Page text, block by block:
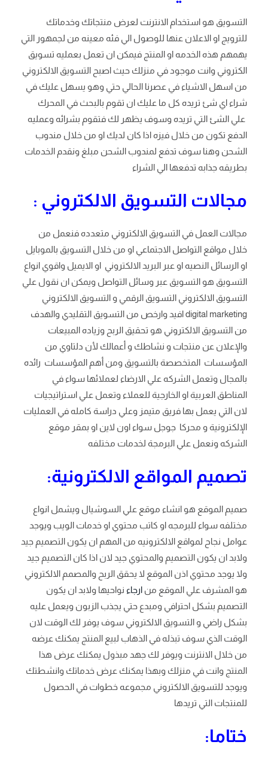
التسويق هو استخدام الانترنت لعرض منتجاتك وخدماتك
للترويج او الاعلان عنها للوصول الي فئه معينه من لجمهور التي
يهمهم هذه الخدمه او المنتج فيمكن ان تعمل بعمليه تسويق
الكتروني وانت موجود في منزلك حيث اصبح التسويق الالكتروني
من اسهل الاشياء في عصرنا الحالي حتي وهو يسهل عليك في
شراء اي شئ تريده كل ما عليك ان تقوم بالبحث في المحرك
علي الشئ التي تريده وسوف يظهر لك فتقوم بشرائه وعمليه
الدفع تكون من خلال فيزه اذا كان لديك او من خلال مندوب
الشحن وهنا سوف تدفع لمندوب الشحن مبلغ ونقدم الخدمات
بطريقه جذابه تدفعها الي الشراء
مجالات التسويق الالكتروني :
مجالات العمل في التسويق الالكتروني متعدده فنعمل من
خلال مواقع التواصل الاجتماعي او من خلال التسويق بالموبايل
او الرسائل النصيه او عبر البريد الالكتروني او الايميل واقوي انواع
التسويق هو التسويق عبر وسائل التواصل ويمكن ان نقول علي
التسويق الالكتروني التسويق الرقمي و التسويق الالكتروني
digital marketing افيد وارخص من التسويق التقليدي والهدف
من التسويق الالكتروني هو تحقيق الربح وزياده المبيعات
والإعلان عن منتجات و نشاطك و أعمالك لأن دلتاوي من
المؤسسات المتخصصة بالتسويق ومن أهم المؤسسات رائده
بالمجال وتعمل الشركه علي الارضاء لعملائها سواء في
المناطق العربية او الخارجية للعملاء وتعمل علي استراتيجيات
لان التي يعمل بها فريق متيمز وعلي دراسة كامله في العمليات
الإلكترونية و محركا جوجل سواء اون لاين او بمقر موقع
الشركه ونعمل علي البرمجة لخدمات مختلفه
تصميم المواقع الالكترونية:
صميم الموقع هو انشاء موقع علي السوشيال ويشمل انواع
مختلفه سواء للبرمجه او كاتب محتوي او خدمات الويب ويوجد
عوامل نجاح لمواقع الالكترونيه من المهم ان يكون التصميم جيد
ولابد ان يكون التصميم والمحتوي جيد لان اذا كان التصميم جيد
ولا يوجد محتوي اذن الموقع لا يحقق الربح والمصمم الالكتروني
هو المشرف علي الموقع من ارجاء نواحيها ولابد ان يكون
التصميم بشكل احترافي ومبدع حتي يجذب الزبون ويعمل عليه
بشكل راضي و التسويق الالكتروني سوف يوفر لك الوقت لان
الوقت الذي سوف تبذله في الذهاب لبيع المنتج يمكنك عرضه
من خلال الانترنت ويوفر لك جهد مبذول يمكنك عرض هذا
المنتج وانت في منزلك وبهذا يمكنك عرض خدماتك وانشطتك
ويوجد للتسويق الالكتروني مجموعه خطوات في الحصول
للمنتجات التي تريدها
ختاما: